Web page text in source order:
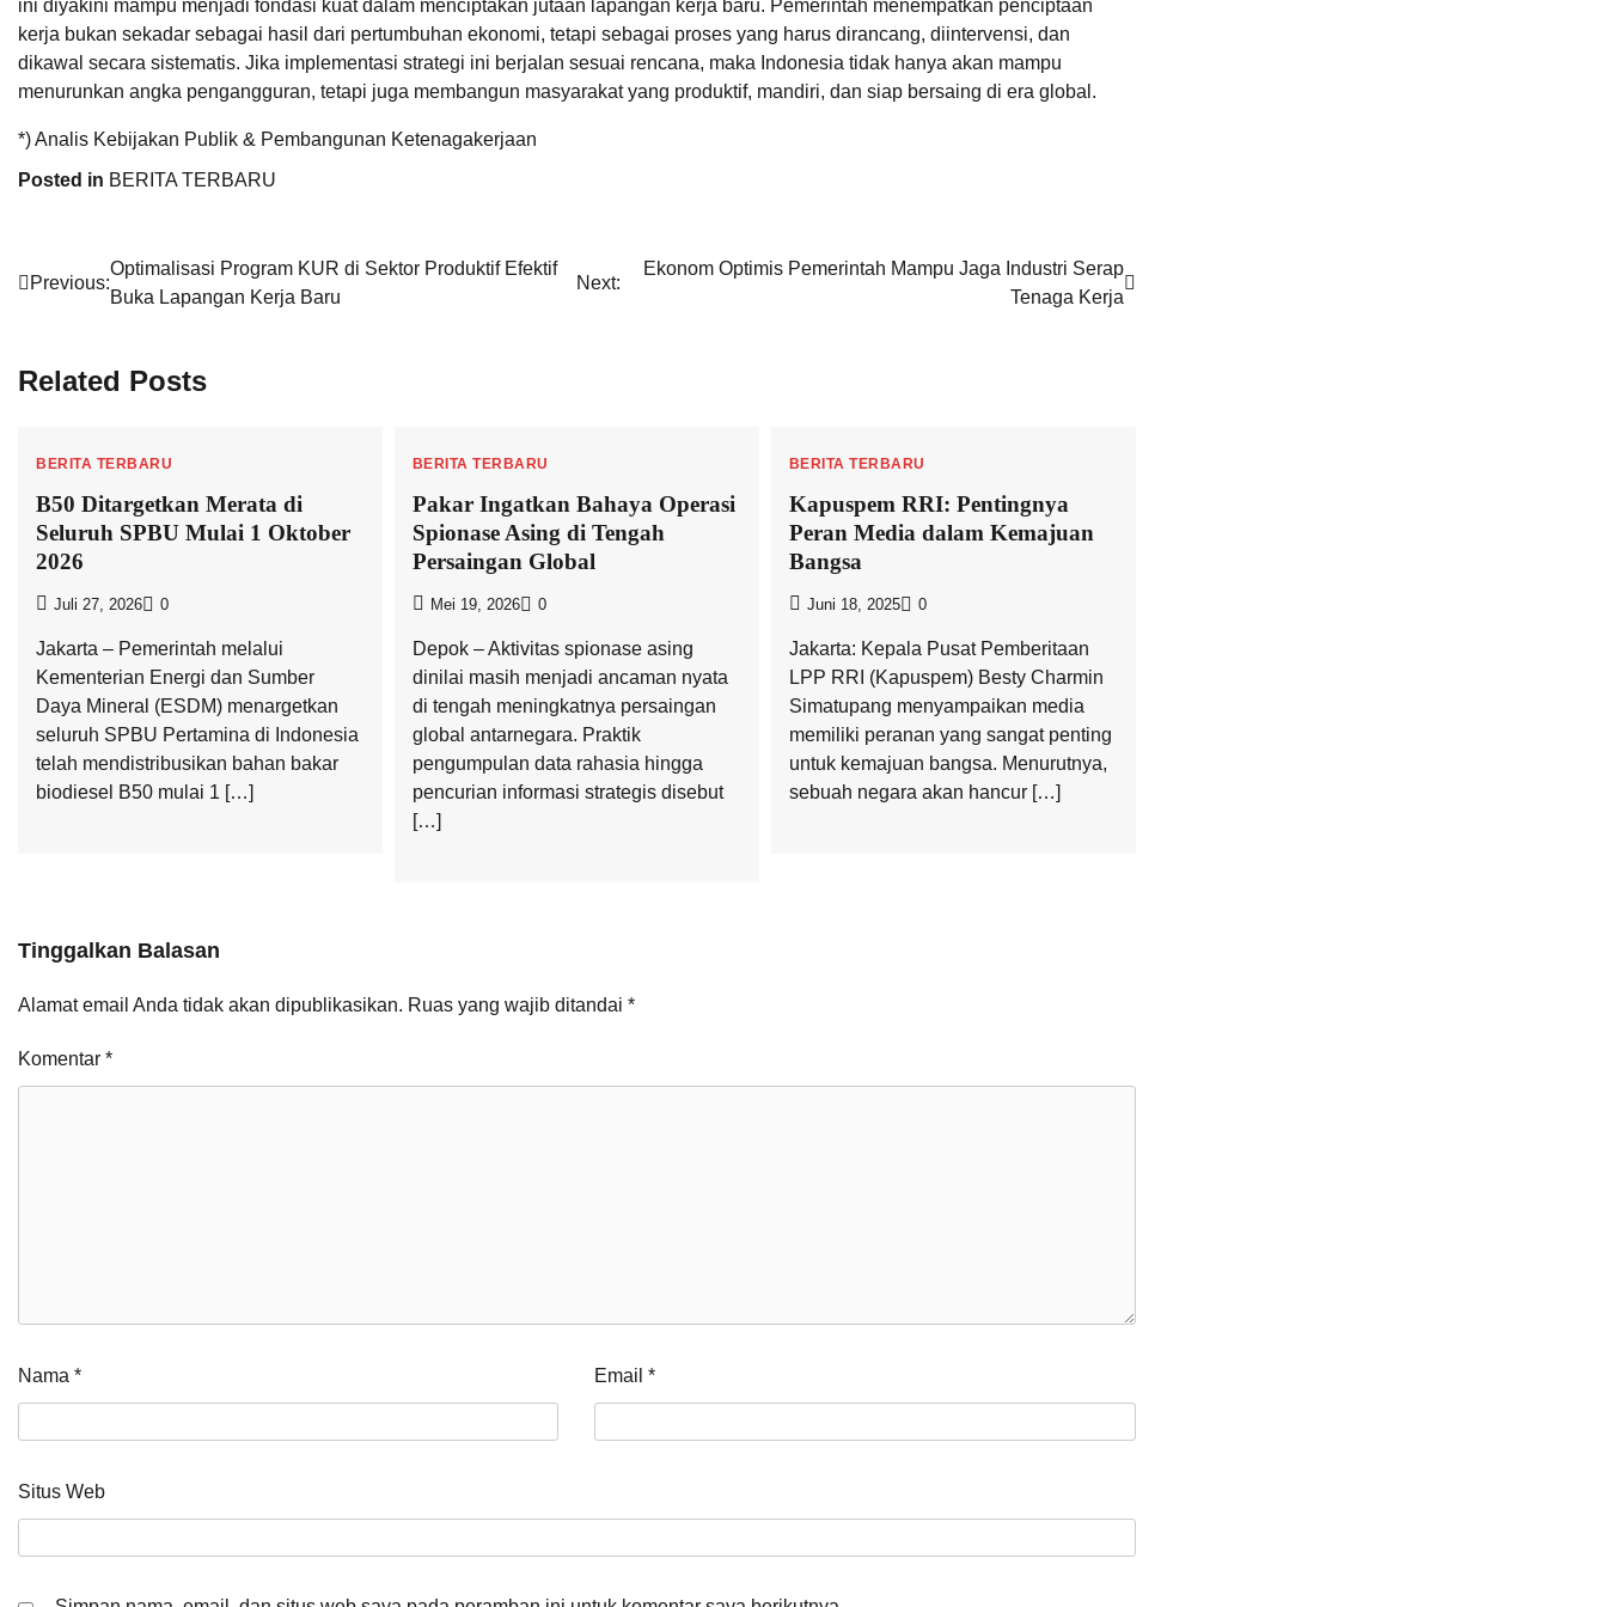
ini diyakini mampu menjadi fondasi kuat dalam menciptakan jutaan lapangan kerja baru. Pemerintah menempatkan penciptaan
kerja bukan sekadar sebagai hasil dari pertumbuhan ekonomi, tetapi sebagai proses yang harus dirancang, diintervensi, dan
dikawal secara sistematis. Jika implementasi strategi ini berjalan sesuai rencana, maka Indonesia tidak hanya akan mampu
menurunkan angka pengangguran, tetapi juga membangun masyarakat yang produktif, mandiri, dan siap bersaing di era global.
*) Analis Kebijakan Publik & Pembangunan Ketenagakerjaan
Posted in BERITA TERBARU
Navigasi
Previous:
Optimalisasi Program KUR di Sektor Produktif Efektif
Buka Lapangan Kerja Baru
Next:
Ekonom Optimis Pemerintah Mampu Jaga Industri Serap
Tenaga Kerja
Related Posts
BERITA TERBARU
B50 Ditargetkan Merata di
Seluruh SPBU Mulai 1 Oktober
2026
Juli 27, 2026 0
Jakarta – Pemerintah melalui
Kementerian Energi dan Sumber
Daya Mineral (ESDM) menargetkan
seluruh SPBU Pertamina di Indonesia
telah mendistribusikan bahan bakar
biodiesel B50 mulai 1 […]
BERITA TERBARU
Pakar Ingatkan Bahaya Operasi
Spionase Asing di Tengah
Persaingan Global
Mei 19, 2026 0
Depok – Aktivitas spionase asing
dinilai masih menjadi ancaman nyata
di tengah meningkatnya persaingan
global antarnegara. Praktik
pengumpulan data rahasia hingga
pencurian informasi strategis disebut
[…]
BERITA TERBARU
Kapuspem RRI: Pentingnya
Peran Media dalam Kemajuan
Bangsa
Juni 18, 2025 0
Jakarta: Kepala Pusat Pemberitaan
LPP RRI (Kapuspem) Besty Charmin
Simatupang menyampaikan media
memiliki peranan yang sangat penting
untuk kemajuan bangsa. Menurutnya,
sebuah negara akan hancur […]
Tinggalkan Balasan
Alamat email Anda tidak akan dipublikasikan. Ruas yang wajib ditandai *
Komentar *
Nama * Email*
Situs Web